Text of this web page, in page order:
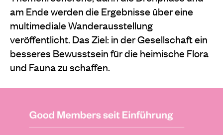
am Ende werden die Ergebnisse über eine
multimediale Wanderausstellung
veröffentlicht. Das Ziel: in der Gesellschaft ein
besseres Bewusstsein für die heimische Flora
und Fauna zu schaffen.